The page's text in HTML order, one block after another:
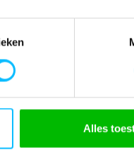
Alles
polyester
Customized